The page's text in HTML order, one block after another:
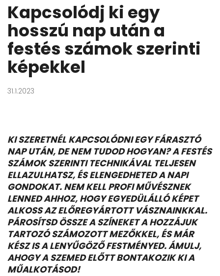
Kapcsolódj ki egy
hosszú nap után a
festés számok szerinti
képekkel
31.1.2023
KI SZERETNÉL KAPCSOLÓDNI EGY FÁRASZTÓ
NAP UTÁN, DE NEM TUDOD HOGYAN? A FESTÉS
SZÁMOK SZERINTI TECHNIKÁVAL TELJESEN
ELLAZULHATSZ, ÉS ELENGEDHETED A NAPI
GONDOKAT. NEM KELL PROFI MŰVÉSZNEK
LENNED AHHOZ, HOGY EGYEDÜLÁLLÓ KÉPET
ALKOSS AZ ELŐREGYÁRTOTT VÁSZNAINKKAL.
PÁROSÍTSD ÖSSZE A SZÍNEKET A HOZZÁJUK
TARTOZÓ SZÁMOZOTT MEZŐKKEL, ÉS MÁR
KÉSZ IS A LENYŰGÖZŐ FESTMÉNYED. ÁMULJ,
AHOGY A SZEMED ELŐTT BONTAKOZIK KI A
MŰALKOTÁSOD!